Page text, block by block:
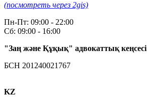
(посмотреть через 2gis)
Пн-Пт: 09:00 - 22:00
Сб: 09:00 - 16:00
"Заң және Құқық" адвокаттық кеңсесі
БСН 201240021767
KZ